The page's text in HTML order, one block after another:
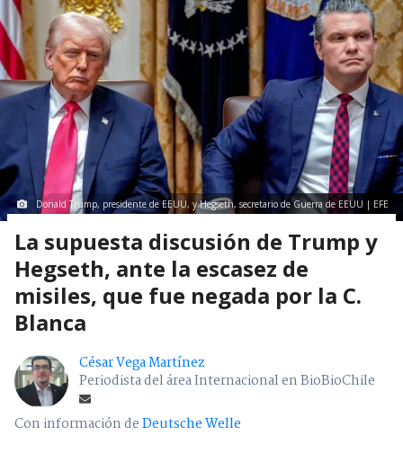
Donald Trump, presidente de EEUU, y Hegseth, secretario de Guerra de EEUU | EFE
La supuesta discusión de Trump y
Hegseth, ante la escasez de
misiles, que fue negada por la C.
Blanca
César Vega Martínez
Periodista del área Internacional en BioBioChile
Con información deDeutsche Welle